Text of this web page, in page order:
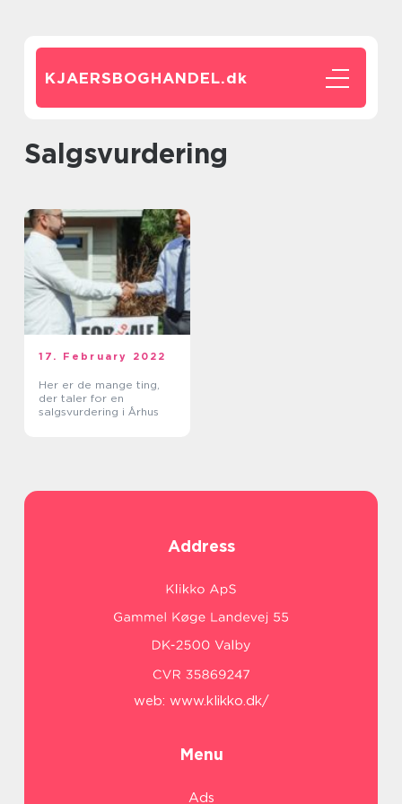
KJAERSBOGHANDEL.dk
salgsvurdering
17. February 2022
Her er de mange ting,
der taler for en
salgsvurdering i Århus
Address
web: www.klikko.dk/
Menu
Ads